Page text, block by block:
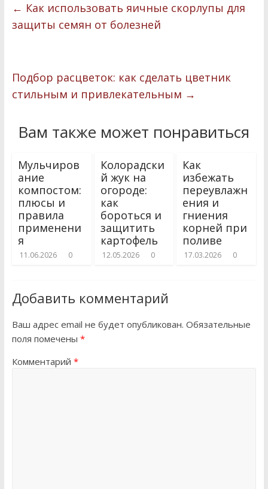
btп
и
ь
← Как использовать яичные скорлупы для
защиты семян от болезней
Подбор расцветок: как сделать цветник
стильным и привлекательным →
Вам также может понравиться
Мульчиров
ание
компостом:
плюсы и
правила
применени
я
11.06.2026 0
Колорадски
й жук на
огороде:
как
бороться и
защитить
картофель
12.05.2026 0
Как
избежать
переувлажн
ения и
гниения
корней при
поливе
17.03.2026 0
Добавить комментарий
Ваш адрес email не будет опубликован. Обязательные
поля помечены *
Комментарий *